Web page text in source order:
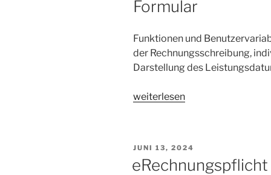
Formular
Funktionen und
der Rechnungsschreibung,
Darstellung des
„Leistungsdatum
Formular“
weiterlesen
VERÖFFENTLICHT
JUNI 13, 2024